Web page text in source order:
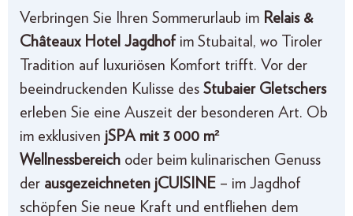
Verbringen Sie Ihren Sommerurlaub im Relais &
Châteaux Hotel Jagdhof im Stubaital, wo Tiroler
Tradition auf luxuriösen Komfort trifft. Vor der
beeindruckenden Kulisse des Stubaier Gletschers
erleben Sie eine Auszeit der besonderen Art. Ob
im exklusiven jSPA mit 3 000 m²
Wellnessbereich oder beim kulinarischen Genuss
der ausgezeichneten jCUISINE – im Jagdhof
schöpfen Sie neue Kraft und entfliehen dem